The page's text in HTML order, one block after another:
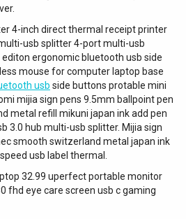
4-inch direct thermal receipt printer
usb splitter 4-port multi-usb
ergonomic bluetooth usb side
mouse for computer laptop base
usb side buttons protable mini
mijia sign pens 9.5mm ballpoint pen
metal refill mikuni japan ink add pen
3.0 hub multi-usb splitter. Mijia sign
smooth switzerland metal japan ink
usb label thermal.
32.99 uperfect portable monitor
fhd eye care screen usb c gaming